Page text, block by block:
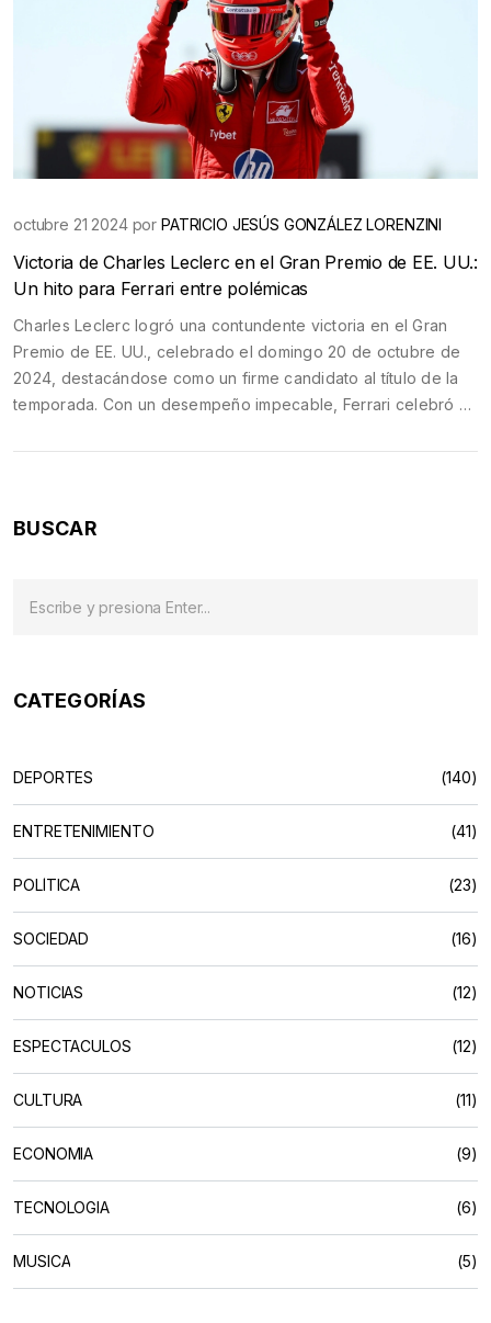
octubre 21 2024 por PATRICIO JESÚS GONZÁLEZ LORENZINI
Victoria de Charles Leclerc en el Gran Premio de EE. UU.:
Un hito para Ferrari entre polémicas
Charles Leclerc logró una contundente victoria en el Gran
Premio de EE. UU., celebrado el domingo 20 de octubre de
2024, destacándose como un firme candidato al título de la
temporada. Con un desempeño impecable, Ferrari celebró un
trajo controversias debido a la intensa lucha entre Max
inflexión en la Fórmula 1.
BUSCAR
CATEGORÍAS
DEPORTES (140)
ENTRETENIMIENTO (41)
POLÍTICA (23)
SOCIEDAD (16)
NOTICIAS (12)
ESPECTACULOS (12)
CULTURA (11)
ECONOMIA (9)
TECNOLOGIA (6)
MUSICA (5)